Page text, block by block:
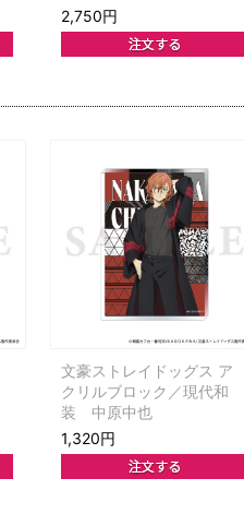
2,750円
文豪ストレイドッグス ア
クリルブロック／現代和
装 中原中也
1,320円